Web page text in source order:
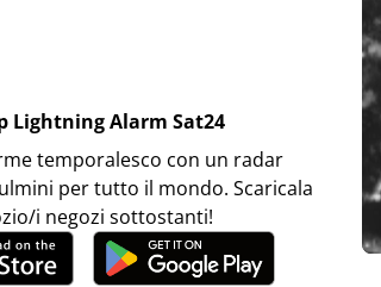
Lightning Alarm Sat24
temporalesco con un radar
per tutto il mondo. Scaricala
i negozi sottostanti!